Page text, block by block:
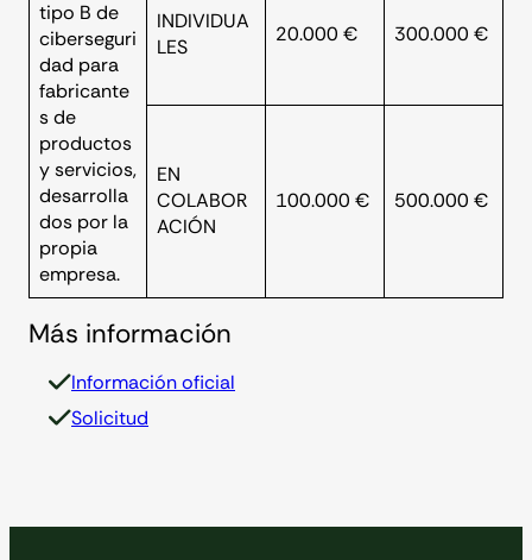
tipo B de
ciberseguri
dad para
fabricante
s de
productos
y servicios,
desarrolla
dos por la
propia
empresa.
INDIVIDUA
LES
20.000 € 300.000 €
EN
COLABOR
ACIÓN
100.000 € 500.000 €
Más información
Información oficial
Solicitud